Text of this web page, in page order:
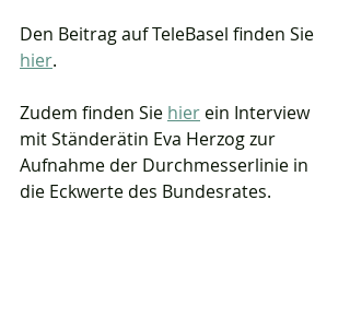
Den Beitrag auf TeleBasel finden Sie
hier.
Zudem finden Sie hier ein Interview
mit Ständerätin Eva Herzog zur
Aufnahme der Durchmesserlinie in
die Eckwerte des Bundesrates.